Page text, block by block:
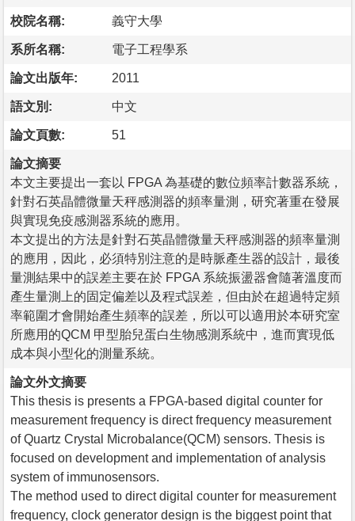
校院名稱: 義守大學
系所名稱: 電子工程學系
論文出版年: 2011
語文別: 中文
論文頁數: 51
論文摘要
本文主要提出一套以 FPGA 為基礎的數位頻率計數器系統，
針對石英晶體微量天秤感測器的頻率量測，研究著重在發展
與實現免疫感測器系統的應用。
本文提出的方法是針對石英晶體微量天秤感測器的頻率量測
的應用，因此，必須特別注意的是時脈產生器的設計，最後
量測結果中的誤差主要在於 FPGA 系統振盪器會隨著溫度而
產生量測上的固定偏差以及程式誤差，但由於在超過特定頻
率範圍才會開始產生頻率的誤差，所以可以適用於本研究室
所應用的QCM 甲型胎兒蛋白生物感測系統中，進而實現低
成本與小型化的測量系統。
論文外文摘要
This thesis is presents a FPGA-based digital counter for
measurement frequency is direct frequency measurement
of Quartz Crystal Microbalance(QCM) sensors. Thesis is
focused on development and implementation of analysis
system of immunosensors.
The method used to direct digital counter for measurement
frequency, clock generator design is the biggest point that